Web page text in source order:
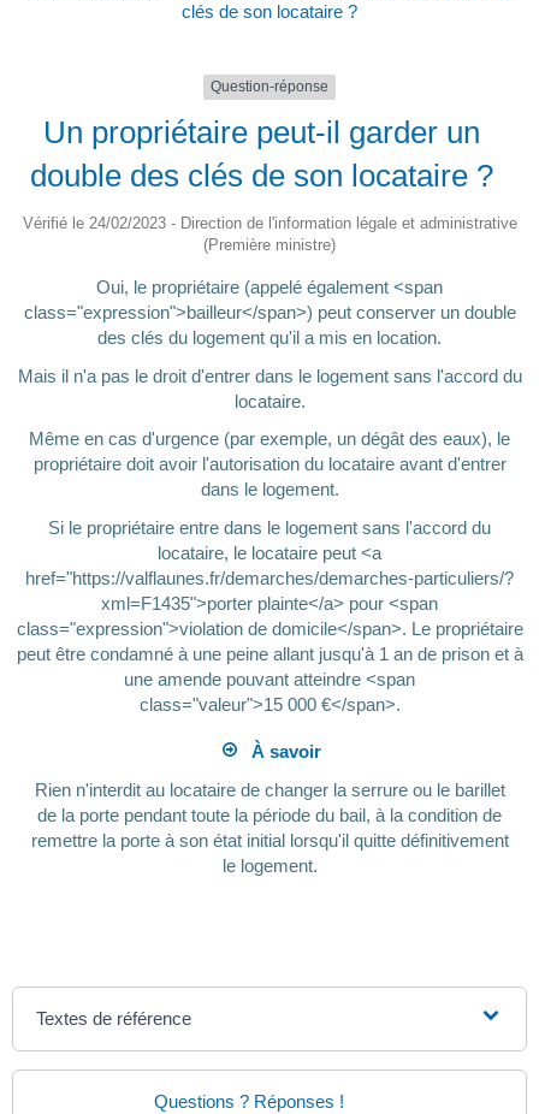
clés de son locataire ?
Question-réponse
Un propriétaire peut-il garder un
double des clés de son locataire ?
Vérifié le 24/02/2023 - Direction de l'information légale et administrative
(Première ministre)
Oui, le propriétaire (appelé également <span
class="expression">bailleur</span>) peut conserver un double
des clés du logement qu'il a mis en location.
Mais il n'a pas le droit d'entrer dans le logement sans l'accord du
locataire.
Même en cas d'urgence (par exemple, un dégât des eaux), le
propriétaire doit avoir l'autorisation du locataire avant d'entrer
dans le logement.
Si le propriétaire entre dans le logement sans l'accord du
locataire, le locataire peut <a
href="https://valflaunes.fr/demarches/demarches-particuliers/?
xml=F1435">porter plainte</a> pour <span
class="expression">violation de domicile</span>. Le propriétaire
peut être condamné à une peine allant jusqu'à 1 an de prison et à
une amende pouvant atteindre <span
class="valeur">15 000 €</span>.
À savoir
Rien n'interdit au locataire de changer la serrure ou le barillet
de la porte pendant toute la période du bail, à la condition de
remettre la porte à son état initial lorsqu'il quitte définitivement
le logement.
Textes de référence
Questions ? Réponses !